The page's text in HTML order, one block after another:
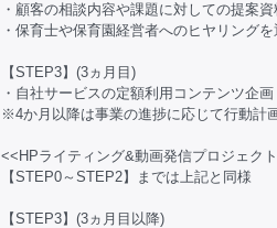
・顧客の相談内容や課題に対しての提案
・保育士や保育園経営者へのヒヤリング
【STEP3】(3ヵ月目)
・自社サービスの定額利用コンテンツ企
※4か月以降は事業の進捗に応じて行動計
<<HPライティング&動画発信プロジェク
【STEP0～STEP2】までは上記と同様
【STEP3】(3ヵ月目以降)